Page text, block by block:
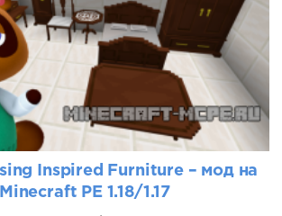
Inspired Furniture – мод на
PE 1.18/1.17